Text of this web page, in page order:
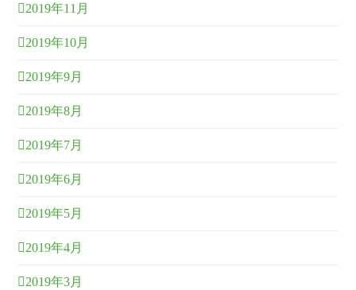
2019年11月
2019年10月
2019年9月
2019年8月
2019年7月
2019年6月
2019年5月
2019年4月
2019年3月